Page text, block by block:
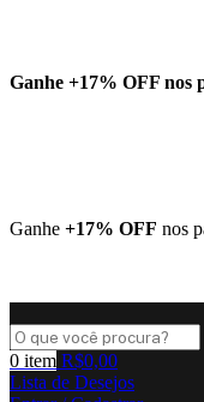
Ganhe +17% OFF nos
Ganhe +17% OFF nos
0 item R$0,00
Lista de Desejos